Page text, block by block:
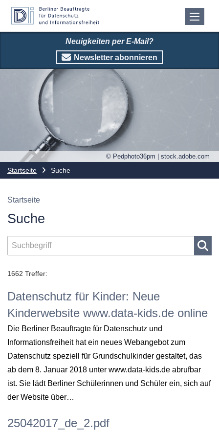
Neuigkeiten per E-Mail?
Newsletter abonnieren
© Pedphoto36pm | stock.adobe.com
Startseite Suche
Startseite
Suche
1662 Treffer:
Datenschutz für Kinder: Neue
Kinderwebsite www.data-kids.de online
Die Berliner Beauftragte für Datenschutz und
Informationsfreiheit hat ein neues Webangebot zum
Datenschutz speziell für Grundschulkinder gestaltet, das
ab dem 8. Januar 2018 unter www.data-kids.de abrufbar
ist. Sie lädt Berliner Schülerinnen und Schüler ein, sich auf
der Website über…
25042017_de_2.pdf